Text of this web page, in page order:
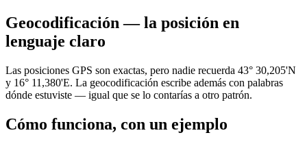
Geocodificación — la posición en
lenguaje claro
Las posiciones GPS son exactas, pero nadie recuerda 43° 30,205'N
y 16° 11,380'E. La geocodificación escribe además con palabras
dónde estuviste — igual que se lo contarías a otro patrón.
Cómo funciona, con un ejemplo